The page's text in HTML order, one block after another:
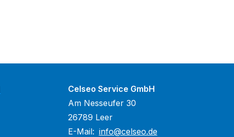
Celseo Service GmbH
Am Nesseufer 30
26789 Leer
E-Mail: info@celseo.de